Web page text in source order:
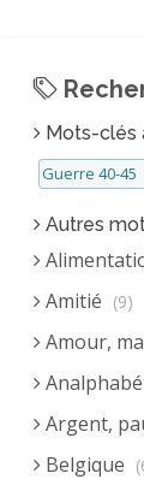
Mots-clés
Guerre 40-45
Autres
Amitié (9)
Amour,
Argent,
Belgique